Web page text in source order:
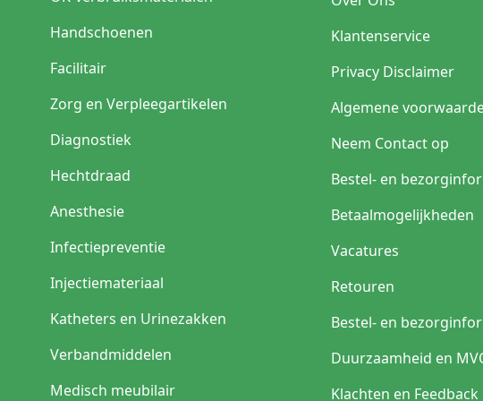
Reguliere bloedafname
Prikpost of laboratoriumworkflow
Kortdurende toediening of
infusietoepassing
Subcutane infusie
toegang lastiger is. De vleugels
Handschoenen
Facilitair
Zorg en Verpleegartikelen
Diagnostiek
Hechtdraad
Anesthesie
Infectiepreventie
Injectiemateriaal
Katheters en Urinezakken
Verbandmiddelen
Medisch meubilair
Klantenservice
Privacy Disclaimer
Algemene
Neem Contact op
Bestel- en
Betaalmogelijkheden
Vacatures
Retouren
Bestel- en
Duurzaamheid en
Klachten en Feedback